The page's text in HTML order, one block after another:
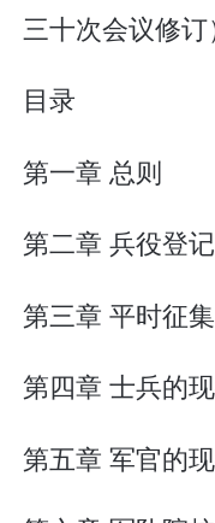
三十次会议修订
目录
第一章 总则
第二章 兵役登记
第三章 平时征集
第四章 士兵的
第五章 军官的